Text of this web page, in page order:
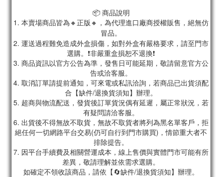
📦 商品說明
1. 本賣場商品皆為🔸正版🔸，為代理進口廠商授權販售，絕無仿
冒品。
2. 運送過程難免造成外盒損傷，如對外盒有嚴格要求，請至門市
選購。❗非嚴重盒損恕不退換❗
3. 商品資訊以官方公告為準，發售日可能延期，敬請留意官方公
告或洽客服。
4. 取消訂單請提前通知，可來電或私訊洽詢，若商品已出貨須配
合【缺件/退換貨須知】辦理。
5. 超商與物流配送，發貨後訂單貨況偶有延遲，屬正常狀況，若
有疑問請洽客服。
6. 出貨後不得無故不取貨，無故不取貨者將列為黑名單客戶，拒
絕任何一切網路平台交易(仍可自行到門市購買)，情節重大者不
排除提告。
7. 因平台手續費及相關營運成本，線上售價與實體門市可能有所
差異，敬請理解並依需求選購。
如確定不領收該商品，請依【🔄缺件/退換貨須知】辦理。